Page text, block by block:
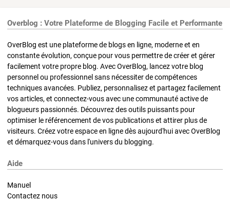
Overblog : Votre Plateforme de Blogging Facile et Performante
OverBlog est une plateforme de blogs en ligne, moderne et en
constante évolution, conçue pour vous permettre de créer et gérer
facilement votre propre blog. Avec OverBlog, lancez votre blog
personnel ou professionnel sans nécessiter de compétences
techniques avancées. Publiez, personnalisez et partagez facilement
vos articles, et connectez-vous avec une communauté active de
blogueurs passionnés. Découvrez des outils puissants pour
optimiser le référencement de vos publications et attirer plus de
visiteurs. Créez votre espace en ligne dès aujourd'hui avec OverBlog
et démarquez-vous dans l'univers du blogging.
Aide
Manuel
Contactez nous